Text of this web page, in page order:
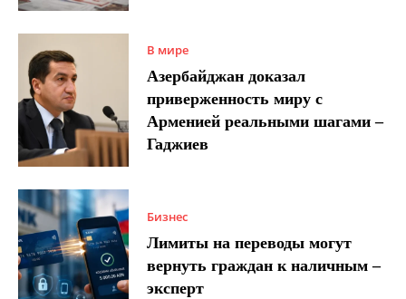
В мире
Азербайджан доказал
приверженность миру с
Арменией реальными шагами –
Гаджиев
Бизнес
Лимиты на переводы могут
вернуть граждан к наличным –
эксперт